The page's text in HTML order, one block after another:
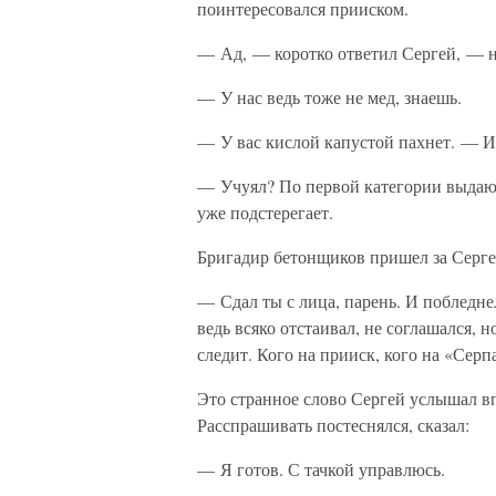
поинтересовался прииском.
— Ад, — коротко ответил Сергей, —
— У нас ведь тоже не мед, знаешь.
— У вас кислой капустой пахнет. —
— Учуял? По первой категории
уже подстерегает.
Бригадир бетонщиков пришел за
— Сдал ты с лица, парень. И
ведь всяко отстаивал, не
следит. Кого на прииск, кого на
Это странное слово Сергей услышал
Расспрашивать постеснялся, сказал:
— Я готов. С тачкой управлюсь.